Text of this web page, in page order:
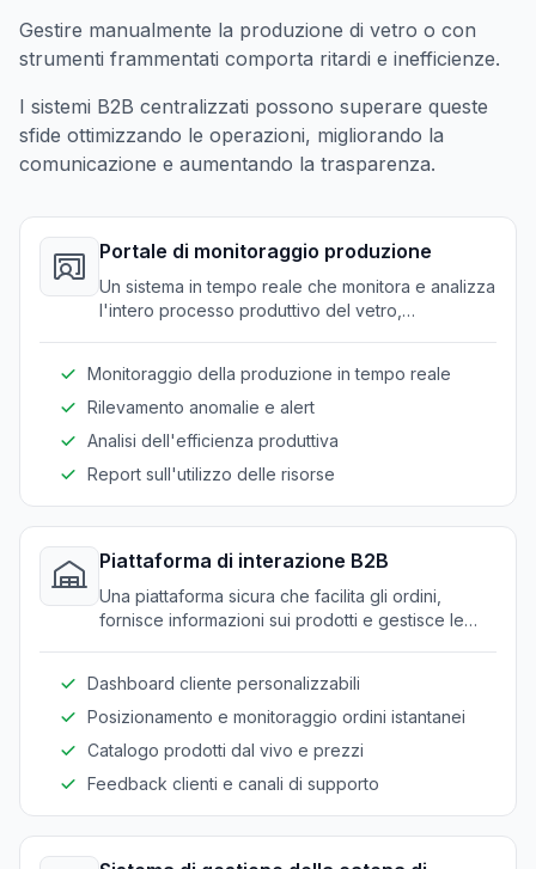
Gestire manualmente la produzione di vetro o con
strumenti frammentati comporta ritardi e inefficienze.
I sistemi B2B centralizzati possono superare queste
sfide ottimizzando le operazioni, migliorando la
comunicazione e aumentando la trasparenza.
Portale di monitoraggio produzione
Un sistema in tempo reale che monitora e analizza
l'intero processo produttivo del vetro,
Monitoraggio della produzione in tempo reale
Rilevamento anomalie e alert
Analisi dell'efficienza produttiva
Report sull'utilizzo delle risorse
Piattaforma di interazione B2B
Una piattaforma sicura che facilita gli ordini,
fornisce informazioni sui prodotti e gestisce le
Dashboard cliente personalizzabili
Posizionamento e monitoraggio ordini istantanei
Catalogo prodotti dal vivo e prezzi
Feedback clienti e canali di supporto